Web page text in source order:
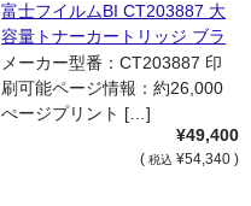
富士フイルムBI CT203887 大
容量トナーカートリッジ ブラ
ック（K） 国内純正品
メーカー型番：CT203887 印
刷可能ページ情報：約26,000
ぺージプリント […]
¥49,400
( 税込 ¥54,340 )